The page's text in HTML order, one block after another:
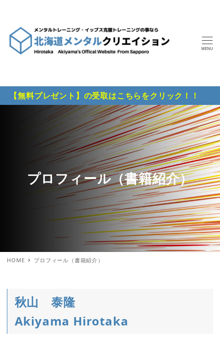
MENU
【無料プレゼント】の受取はこちらをクリック！！
プロフィール（書籍紹介）
HOME プロフィール（書籍紹介）
秋山 泰隆
Akiyama Hirotaka